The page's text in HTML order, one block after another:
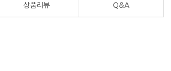
상품리뷰 Q&A